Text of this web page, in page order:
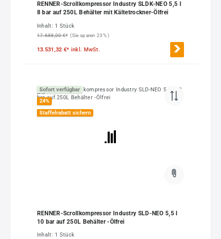
RENNER-Scrollkompressor Industry SLDK-NEO 5,5 I
8 bar auf 250L Behälter mit Kältetrockner-Ölfrei
Inhalt: 1 Stück
17.688,00 €* (Sie sparen 23% )
13.531,32 €* inkl. MwSt.
Sofort verfügbar
24%
Staffelrabatt sichern
RENNER-Scrollkompressor Industry SLD-NEO 5,5 I
10 bar auf 250L Behälter -Ölfrei
Inhalt: 1 Stück